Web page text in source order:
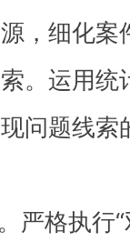
，细化案
。运用
问题线索
格执行“